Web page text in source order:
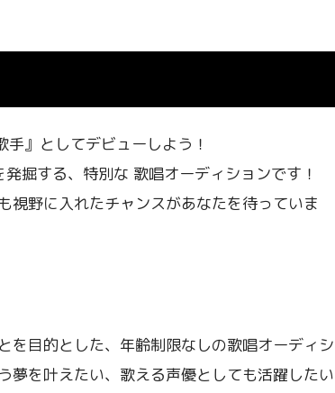
』としてデビューしよう！
掘する、特別な 歌唱オーディションです！
視野に入れたチャンスがあなたを待っていま
を目的とした、年齢制限なしの歌唱オーディシ
夢を叶えたい、歌える声優としても活躍したい